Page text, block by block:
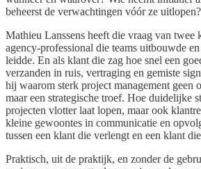
beheerst de verwachtingen vóór ze uitlopen?
Mathieu Lanssens heeft die vraag van twee
agency-professional die teams uitbouwde
leidde. En als klant die zag hoe snel een
verzanden in ruis, vertraging en gemiste
hij waarom sterk project management geen
maar een strategische troef. Hoe duidelijke
projecten vlotter laat lopen, maar ook
kleine gewoontes in communicatie en
tussen een klant die verlengt en een klant
Praktisch, uit de praktijk, en zonder de